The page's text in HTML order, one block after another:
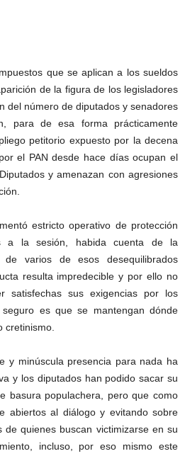
que se aplican a los sueldos
de la figura de los legisladores
del número de diputados y senadores
para de esa forma prácticamente
petitorio expuesto por la decena
el PAN desde hace días ocupan el
y amenazan con agresiones
estricto operativo de protección
a la sesión, habida cuenta de la
varios de esos desequilibrados
resulta impredecible y por ello no
sus exigencias por los
es que se mantengan dónde
cretinismo.
y minúscula presencia para nada ha
y los diputados han podido sacar su
basura populachera, pero que como
abiertos al diálogo y evitando sobre
de quienes buscan victimizarse en su
incluso, por eso mismo este